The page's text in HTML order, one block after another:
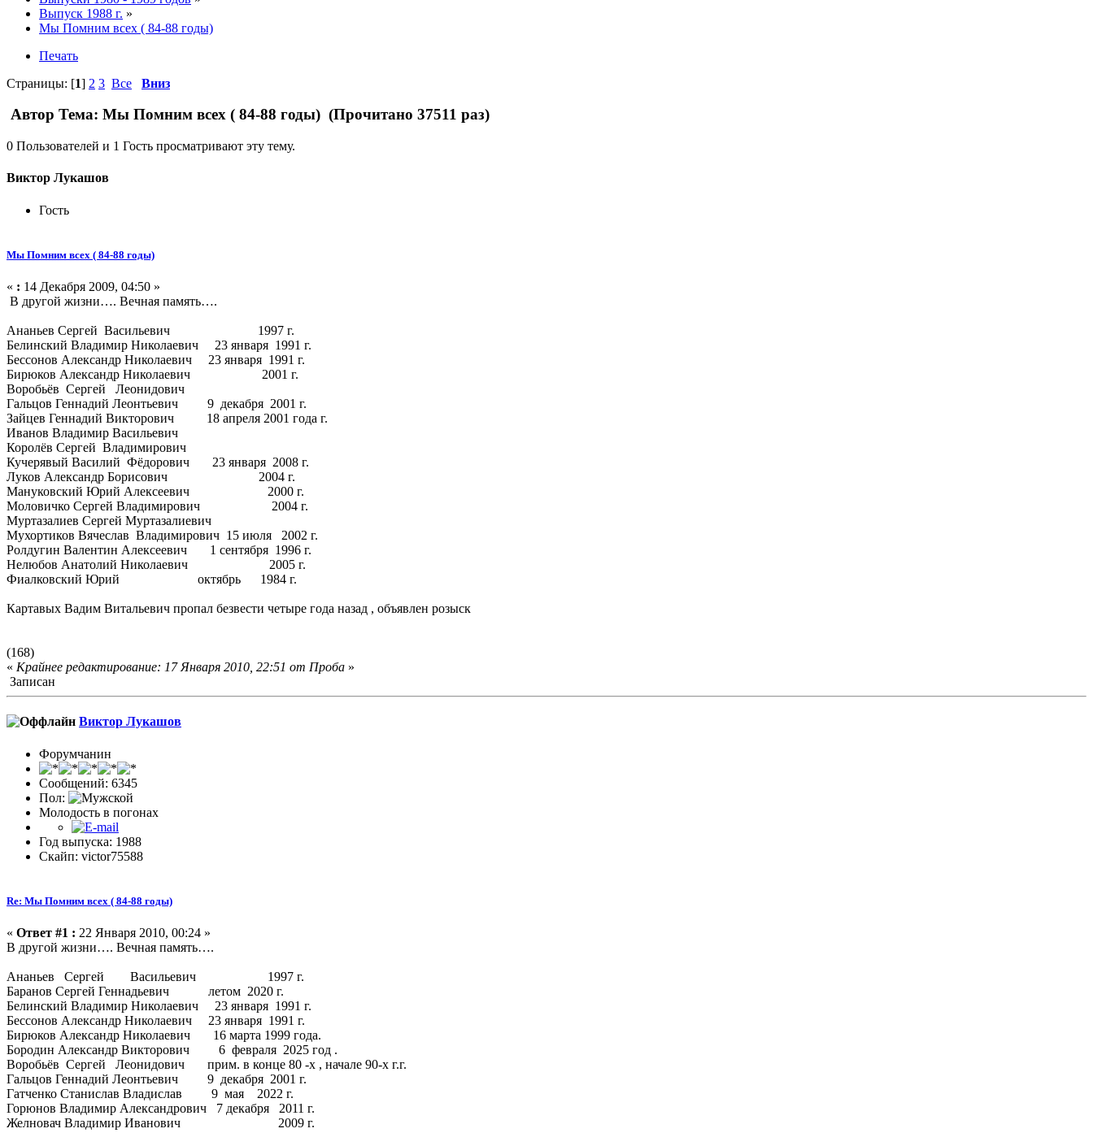
Выпуск 1988 г. »
Мы Помним всех ( 84-88 годы)
Печать
Страницы: [1] 2 3 Все Вниз
Автор Тема: Мы Помним всех ( 84-88 годы) (Прочитано 37511 раз)
0 Пользователей и 1 Гость просматривают эту тему.
Виктор Лукашов
Гость
Мы Помним всех ( 84-88 годы)
« : 14 Декабря 2009, 04:50 »
В другой жизни…. Вечная память….
Ананьев Сергей Васильевич 1997 г.
Белинский Владимир Николаевич 23 января 1991 г.
Бессонов Александр Николаевич 23 января 1991 г.
Бирюков Александр Николаевич 2001 г.
Воробьёв Сергей Леонидович
Гальцов Геннадий Леонтьевич 9 декабря 2001 г.
Зайцев Геннадий Викторович 18 апреля 2001 года г.
Иванов Владимир Васильевич
Королёв Сергей Владимирович
Кучерявый Василий Фёдорович 23 января 2008 г.
Луков Александр Борисович 2004 г.
Мануковский Юрий Алексеевич 2000 г.
Моловичко Сергей Владимирович 2004 г.
Муртазалиев Сергей Муртазалиевич
Мухортиков Вячеслав Владимирович 15 июля 2002 г.
Ролдугин Валентин Алексеевич 1 сентября 1996 г.
Нелюбов Анатолий Николаевич 2005 г.
Фиалковский Юрий октябрь 1984 г.
Картавых Вадим Витальевич пропал безвести четыре года назад , объявлен розыск
(168)
« Крайнее редактирование: 17 Января 2010, 22:51 от Проба »
Записан
Виктор Лукашов
Форумчанин
Сообщений: 6345
Пол:
Молодость в погонах
Год выпуска: 1988
Скайп: victor75588
Re: Мы Помним всех ( 84-88 годы)
« Ответ #1 : 22 Января 2010, 00:24 »
В другой жизни…. Вечная память….
Ананьев Сергей Васильевич 1997 г.
Баранов Сергей Геннадьевич летом 2020 г.
Белинский Владимир Николаевич 23 января 1991 г.
Бессонов Александр Николаевич 23 января 1991 г.
Бирюков Александр Николаевич 16 марта 1999 года.
Бородин Александр Викторович 6 февраля 2025 год .
Воробьёв Сергей Леонидович прим. в конце 80 -х , начале 90-х г.г.
Гальцов Геннадий Леонтьевич 9 декабря 2001 г.
Гатченко Станислав Владислав 9 мая 2022 г.
Горюнов Владимир Александрович 7 декабря 2011 г.
Желновач Владимир Иванович 2009 г.